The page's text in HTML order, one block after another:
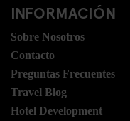
INFORMACIÓN
Sobre Nosotros
Contacto
Preguntas Frecuentes
Travel Blog
Hotel Development